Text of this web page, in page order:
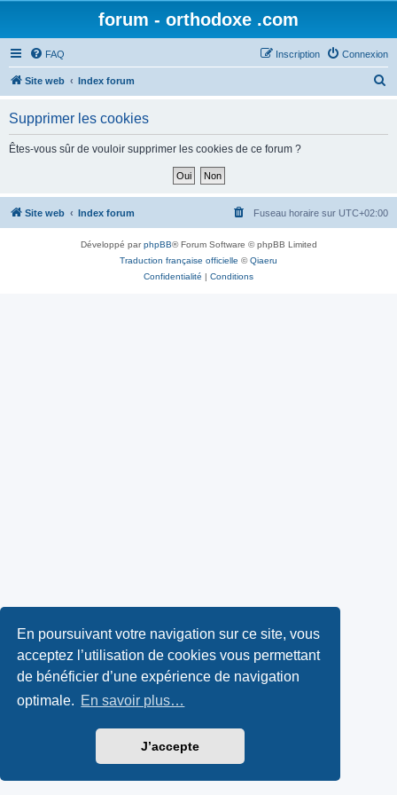
En poursuivant votre navigation sur ce site, vous
acceptez l’utilisation de cookies vous permettant
de bénéficier d’une expérience de navigation
optimale. En savoir plus…
J’accepte
forum - orthodoxe .com
FAQ Connexion
Inscription
Site web Index forum
h
Supprimer les cookies
Êtes-vous sûr de vouloir supprimer les cookies de ce forum ?
Site web Index forum Fuseau horaire sur UTC+02:00
Développé parphpBB® Forum Software © phpBB Limited
Traduction française officielle ©Qiaeru
Confidentialité | Conditions